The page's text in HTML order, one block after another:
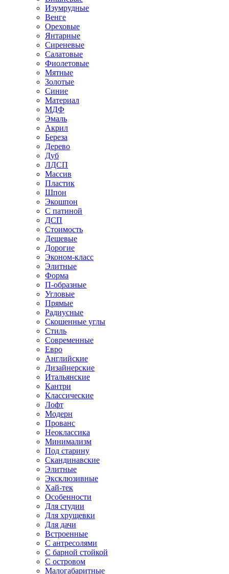
Изумрудные
Венге
Ореховые
Янтарные
Сиреневые
Салатовые
Фиолетовые
Мятные
Золотые
Синие
Материал
МДФ
Эмаль
Акрил
Береза
Дерево
Дуб
ЛДСП
Массив
Пластик
Шпон
Экошпон
С патиной
ДСП
Стоимость
Дешевые
Дорогие
Эконом-класс
Элитные
Форма
П-образные
Угловые
Прямые
Радиусные
Скошенные углы
Стиль
Современные
Евро
Английские
Дизайнерские
Итальянские
Кантри
Классические
Лофт
Модерн
Прованс
Неоклассика
Минимализм
Под старину
Скандинавские
Элитные
Эксклюзивные
Хай-тек
Особенности
Для студии
Для хрущевки
Для дачи
Встроенные
С антресолями
С барной стойкой
С островом
Малогабаритные